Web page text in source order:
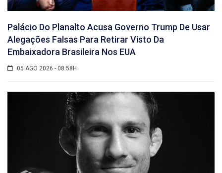
Palácio Do Planalto Acusa Governo Trump De Usar
Alegações Falsas Para Retirar Visto Da
Embaixadora Brasileira Nos EUA
05 AGO 2026 - 08:58H